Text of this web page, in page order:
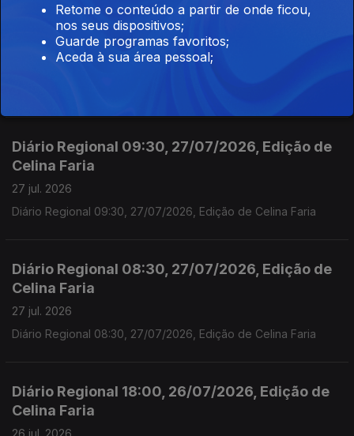
Diário Regional 09;30 28/07/2026, Edição de
Celina Faria
28 jul. 2026
Diário Regional 09:30, 27/07/2026, Edição de
Celina Faria
27 jul. 2026
Diário Regional 09:30, 27/07/2026, Edição de Celina Faria
Diário Regional 08:30, 27/07/2026, Edição de
Celina Faria
27 jul. 2026
Diário Regional 08:30, 27/07/2026, Edição de Celina Faria
Diário Regional 18:00, 26/07/2026, Edição de
Celina Faria
26 jul. 2026
Retome o conteúdo a partir de onde ficou,
nos seus dispositivos;
Guarde programas favoritos;
Aceda à sua área pessoal;